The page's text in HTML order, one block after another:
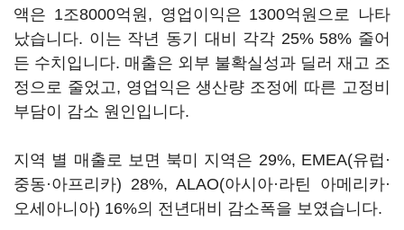
액은 1조8000억원, 영업이익은 1300억원으로 나타
났습니다. 이는 작년 동기 대비 각각 25% 58% 줄어
든 수치입니다. 매출은 외부 불확실성과 딜러 재고 조
정으로 줄었고, 영업익은 생산량 조정에 따른 고정비
부담이 감소 원인입니다.
지역 별 매출로 보면 북미 지역은 29%, EMEA(유럽·
중동·아프리카) 28%, ALAO(아시아·라틴 아메리카·
오세아니아) 16%의 전년대비 감소폭을 보였습니다.